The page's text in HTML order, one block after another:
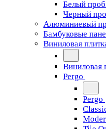
Белый
Черный
Алюминиевый
Бамбуковые
Виниловая
Виниловая
Pergo
Pergo